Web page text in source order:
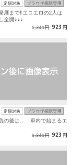
定額対象 ブラウザ視聴専用
展まで!!エロエロの2人は
全開♪♪♪
1,341円 923 円
定額対象 ブラウザ視聴専用
の後は… 車内で始まるエ
1,341円 923 円